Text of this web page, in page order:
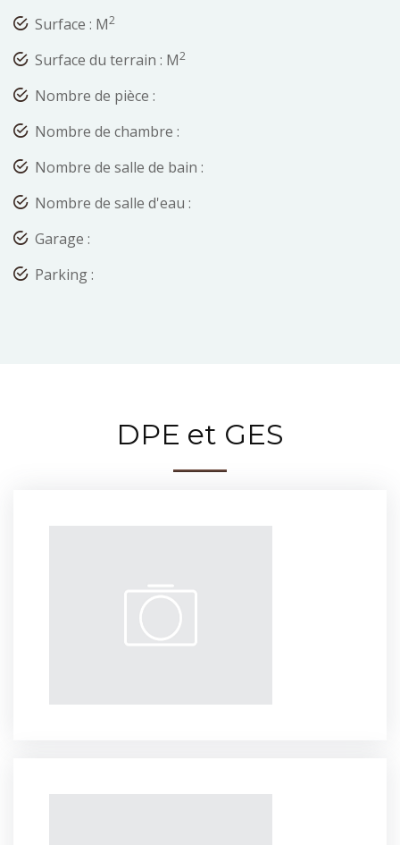
Surface : M2
Surface du terrain : M2
Nombre de pièce :
Nombre de chambre :
Nombre de salle de bain :
Nombre de salle d'eau :
Garage :
Parking :
DPE et GES